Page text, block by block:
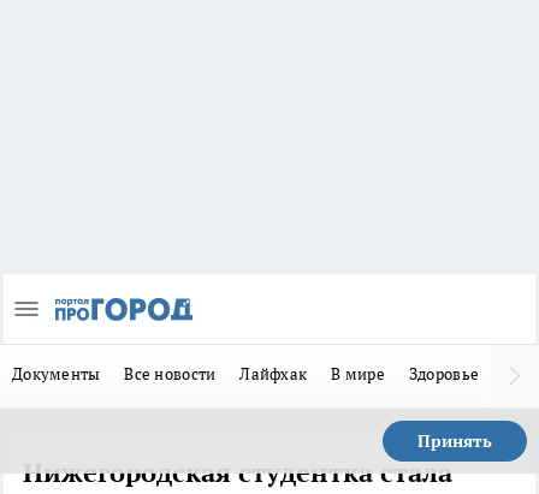
Документы Все новости Лайфхак В мире Здоровье
Принять
Нижегородская студентка стала